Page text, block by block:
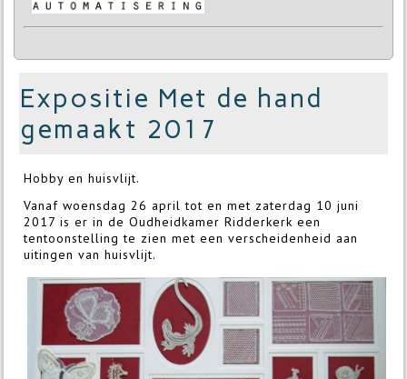
Expositie Met de hand
gemaakt 2017
Hobby en huisvlijt.
Vanaf woensdag 26 april tot en met zaterdag 10 juni
2017 is er in de Oudheidkamer Ridderkerk een
tentoonstelling te zien met een verscheidenheid aan
uitingen van huisvlijt.